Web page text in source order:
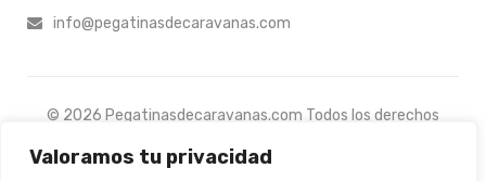
Valoramos tu privacidad
info@pegatinasdecaravanas.com
© 2026 Pegatinasdecaravanas.com Todos los derechos